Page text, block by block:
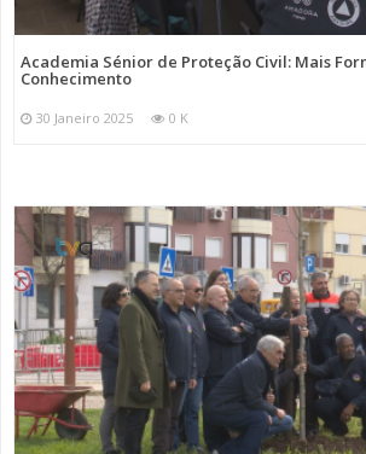
Academia Sénior de Proteção Civil: Mais
Conhecimento
30 Janeiro 2025 0 K